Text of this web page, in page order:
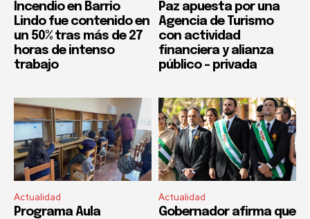
Incendio en Barrio
Lindo fue contenido en
un 50% tras más de 27
horas de intenso
trabajo
Paz apuesta por una
Agencia de Turismo
con actividad
financiera y alianza
público – privada
Actualidad
Programa Aula
Actualidad
Gobernador afirma que